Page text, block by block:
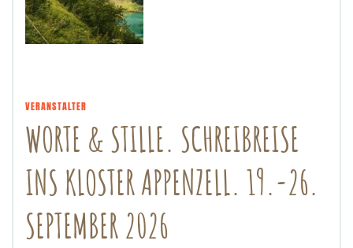
VERANSTALTER
WORTE & STILLE. SCHREIBREISE
INS KLOSTER APPENZELL. 19.-26.
SEPTEMBER 2026